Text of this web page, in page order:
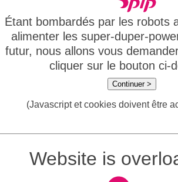
Étant bombardés par les robots
alimenter les super-duper-
futur, nous allons vous
cliquer sur le bouton ci-
Continuer >
(Javascript et cookies doivent être
Website is